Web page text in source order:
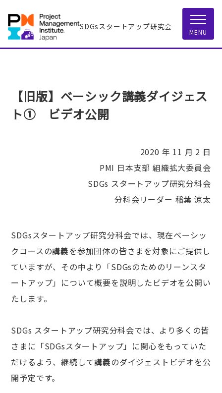
SDGsスタートアップ研究会
MENU
【旧版】ベーシック講義ダイジェス
ト① ビデオ公開
2020 年 11 月 2 日
PMI 日本支部 組織拡大委員会
SDGs スタートアップ研究分科会
分科会リーダー 稲葉 涼太
SDGsスタートアップ研究分科会では、現在ベーシッ
クコースの講義を参加団体の皆さまを対象にご提供し
ていますが、その中より「SDGsのためのリーンスタ
ートアップ」について概要を説明したビデオを公開い
たします。
SDGs スタートアップ研究分科会では、より多くの皆
さまに「SDGsスタートアップ」に関心をもっていた
だけるよう、継続して講義のダイジェストビデオを公
開予定です。